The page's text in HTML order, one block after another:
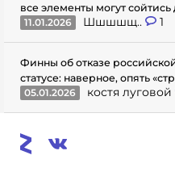
все элементы могут
11.01.2026
Шшшшщ.. 1
Финны об отказе
статусе: наверное, опять
05.01.2026
костя луговой